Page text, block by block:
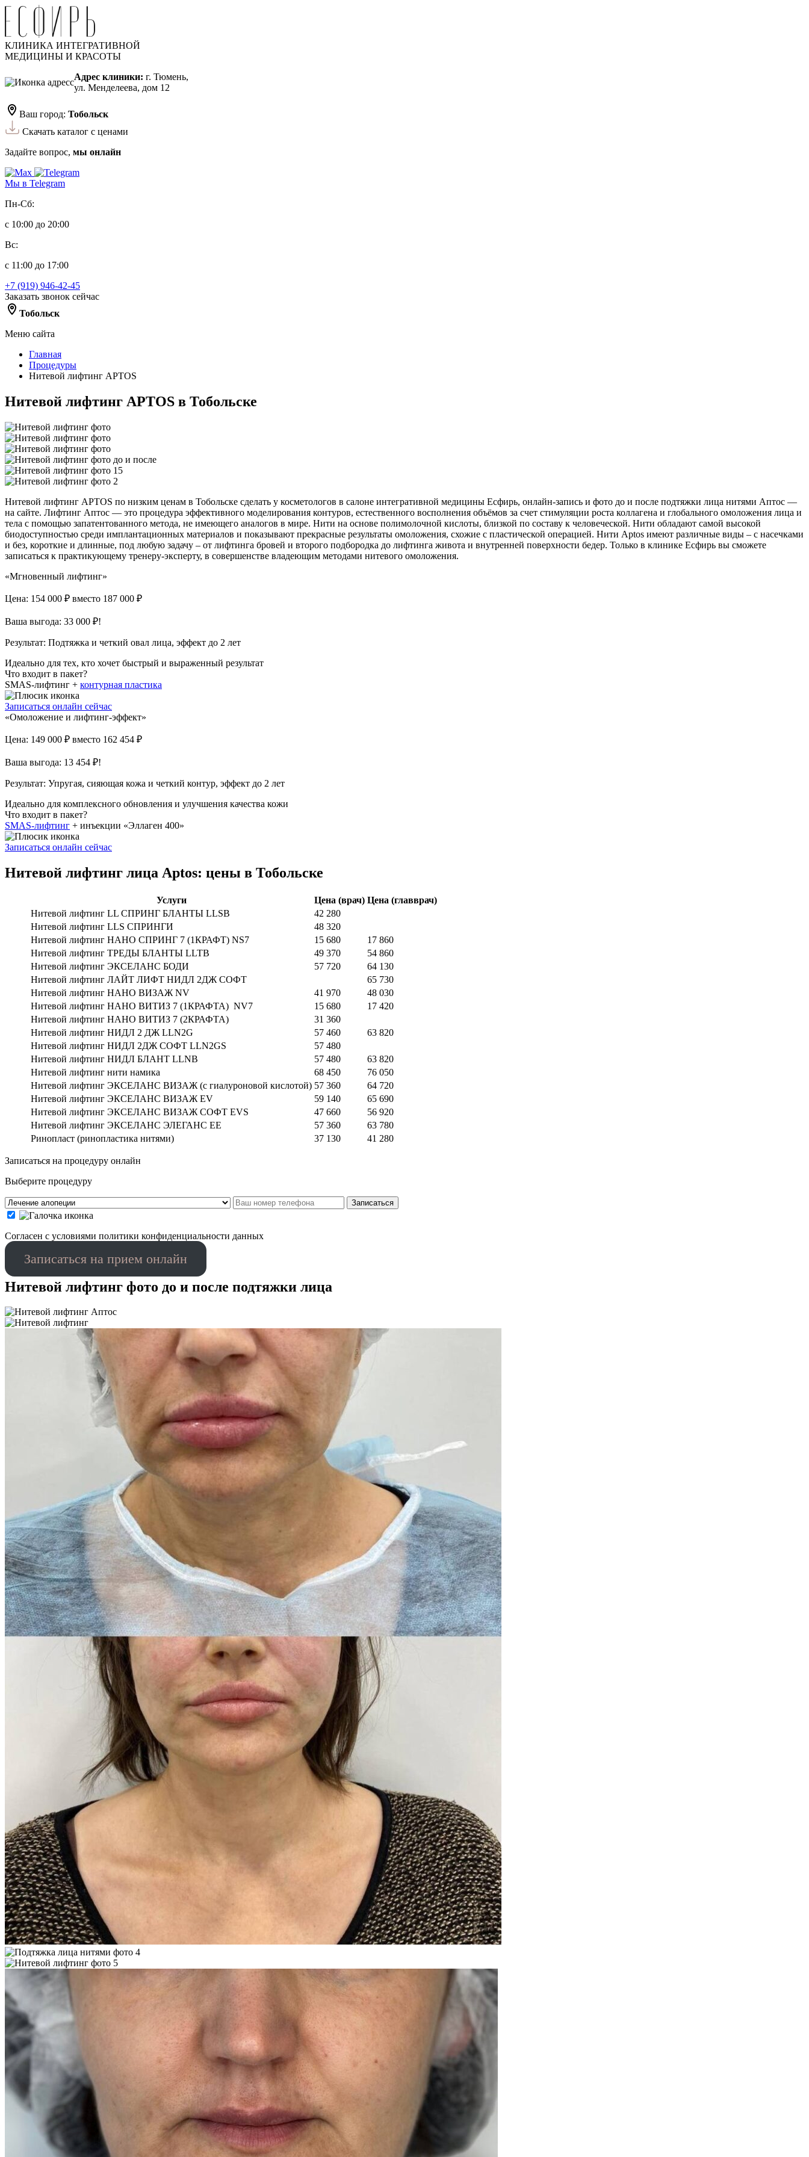
КЛИНИКА ИНТЕГРАТИВНОЙ
МЕДИЦИНЫ И КРАСОТЫ
Адрес клиники: г. Тюмень,
ул. Менделеева, дом 12
Ваш город: Тобольск
Скачать каталог с ценами
Задайте вопрос, мы онлайн
Мы в Telegram
Пн-Сб:
с 10:00 до 20:00
Вс:
с 11:00 до 17:00
+7 (919) 946-42-45
Заказать звонок сейчас
Тобольск
Меню сайта
Главная
Процедуры
Нитевой лифтинг APTOS
Нитевой лифтинг APTOS в Тобольске
Нитевой лифтинг APTOS по низким ценам в Тобольске сделать у косметологов в салоне интегративной медицины Есфирь, онлайн-запись и фото до и после подтяжки лица нитями Аптос —
на сайте. Лифтинг Аптос — это процедура эффективного моделирования контуров, естественного восполнения объёмов за счет стимуляции роста коллагена и глобального омоложения лица и
тела с помощью запатентованного метода, не имеющего аналогов в мире. Нити на основе полимолочной кислоты, близкой по составу к человеческой. Нити обладают самой высокой
биодоступностью среди имплантационных материалов и показывают прекрасные результаты омоложения, схожие с пластической операцией. Нити Aptos имеют различные виды – с насечками
и без, короткие и длинные, под любую задачу – от лифтинга бровей и второго подбородка до лифтинга живота и внутренней поверхности бедер. Только в клинике Есфирь вы сможете
записаться к практикующему тренеру-эксперту, в совершенстве владеющим методами нитевого омоложения.
«Мгновенный лифтинг»
Цена: 154 000 ₽ вместо 187 000 ₽
Ваша выгода: 33 000 ₽!
Результат: Подтяжка и четкий овал лица, эффект до 2 лет
Идеально для тех, кто хочет быстрый и выраженный результат
Что входит в пакет?
SMAS-лифтинг + контурная пластика
Записаться онлайн сейчас
«Омоложение и лифтинг-эффект»
Цена: 149 000 ₽ вместо 162 454 ₽
Ваша выгода: 13 454 ₽!
Результат: Упругая, сияющая кожа и четкий контур, эффект до 2 лет
Идеально для комплексного обновления и улучшения качества кожи
Что входит в пакет?
SMAS-лифтинг + инъекции «Эллаген 400»
Записаться онлайн сейчас
Нитевой лифтинг лица Aptos: цены в Тобольске
Услуги Цена (врач) Цена (главврач)
Нитевой лифтинг LL СПРИНГ БЛАНТЫ LLSB
42 280
Нитевой лифтинг LLS СПРИНГИ
48 320
Нитевой лифтинг НАНО СПРИНГ 7 (1КРАФТ) NS7
15 680
17 860
Нитевой лифтинг ТРЕДЫ БЛАНТЫ LLTB
49 370
54 860
Нитевой лифтинг ЭКСЕЛАНС БОДИ
57 720
64 130
Нитевой лифтинг ЛАЙТ ЛИФТ НИДЛ 2ДЖ СОФТ
65 730
Нитевой лифтинг НАНО ВИЗАЖ NV
41 970
48 030
Нитевой лифтинг НАНО ВИТИЗ 7 (1КРАФТА) NV7
15 680
17 420
Нитевой лифтинг НАНО ВИТИЗ 7 (2КРАФТА)
31 360
Нитевой лифтинг НИДЛ 2 ДЖ LLN2G
57 460
63 820
Нитевой лифтинг НИДЛ 2ДЖ СОФТ LLN2GS
57 480
Нитевой лифтинг НИДЛ БЛАНТ LLNB
57 480
63 820
Нитевой лифтинг нити намика
68 450
76 050
Нитевой лифтинг ЭКСЕЛАНС ВИЗАЖ (с гиалуроновой кислотой) 57 360
64 720
Нитевой лифтинг ЭКСЕЛАНС ВИЗАЖ EV
59 140
65 690
Нитевой лифтинг ЭКСЕЛАНС ВИЗАЖ СОФТ EVS
47 660
56 920
Нитевой лифтинг ЭКСЕЛАНС ЭЛЕГАНС EE
57 360
63 780
Ринопласт (ринопластика нитями)
37 130 41 280
Записаться на процедуру онлайн
Выберите процедуру
Записаться
Cогласен с условиями политики конфиденциальности данных
Записаться на прием онлайн
Нитевой лифтинг фото до и после подтяжки лица